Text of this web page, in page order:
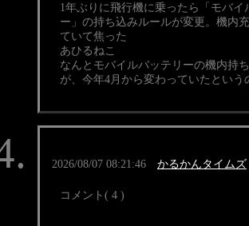
1年ぶりに飛行機に乗ったら「モバイ
ー」の持ち込みルールが変更。機内
ていて焦った
あひるねこ
なんとモバイルバッテリーの機内持
が、今年4月から変わっていたという
2026/08/07 08:21:46 かるかんタイムズ
コメント( 4 )